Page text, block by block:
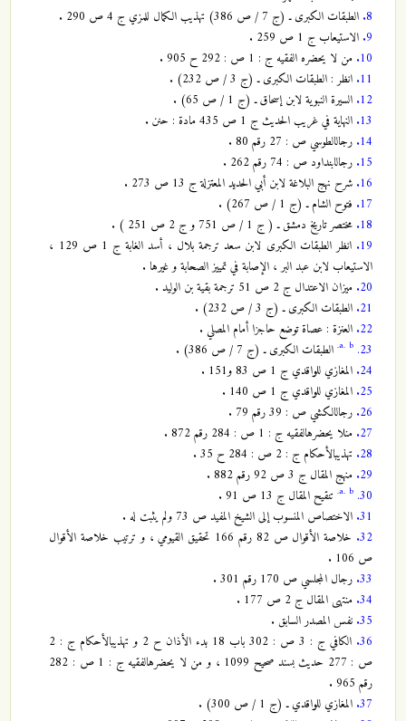
8. الطبقات الكبرى ـ (ج 7 / ص 386) تهذيب الكمال للمزي ج 4 ص 290 .
9. الاستيعاب ج 1 ص 259 .
10. من‏ لا يحضره ‏الفقيه ج : 1 ص : 292 ح 905 .
11. انظر : الطبقات الكبرى ـ (ج 3 / ص 232) .
12. السيرة النبوية لابن إسحاق ـ (ج 1 / ص 65) .
13. النهاية في غريب الحديث ج 1 ص 435 مادة : حنن .
14. رجال‏الطوسي ص : 27 رقم 80 .
15. رجال‏ابن‏داود ص : 74 رقم 262 .
16. شرح نهج البلاغة لابن أبي الحديد المعتزلة ج 13 ص 273 .
17. فتوح الشام ـ (ج 1 / ص 267) .
18. مختصر تاريخ دمشق ـ ( ج 1 / ص 751 و ج 2 ص 251 ) .
19.
انظر الطبقات الكبرى لابن سعد ترجمة بلال ، أسد الغابة ج 1 ص 129 ،
الاستيعاب لابن عبد البر ، الإصابة في تمييز الصحابة و غيرها .
20. ميزان الاعتدال ج 2 ص 51 ترجمة بقية بن الوليد .
21. الطبقات الكبرى ـ (ج 3 / ص 232) .
22. العنزة : عصاة توضع حاجزا أمام المصلي .
23.
a. b.
الطبقات الكبرى ـ (ج 7 / ص 386) .
24. المغازي للواقدي ج 1 ص 83 و151 .
25. المغازي للواقدي ج 1 ص 140 .
26. رجال‏الكشي ص : 39 رقم 79 .
27. من‏لا يحضره‏الفقيه ج : 1 ص : 284 رقم 872 .
28. تهذيب‏الأحكام ج : 2 ص : 284 ح 35 .
29. منهج المقال ج 3 ص 92 رقم 882 .
30.
a. b.
تنقيح المقال ج 13 ص 91 .
31. الاختصاص المنسوب إلى الشيخ المفيد ص 73 ولم يثبت له .
32.
خلاصة الأقوال ص 82 رقم 166 تحقيق القيومي ، و ترتيب خلاصة الأقوال
ص 106 .
33. رجال المجلسي ص 170 رقم 301 .
34. منتهى المقال ج 2 ص 177 .
35. نفس المصدر السابق .
36.
الكافي ج : 3 ص : 302 باب 18 بدء الأذان ح 2 و تهذيب‏الأحكام ج : 2
ص : 277 حديث بسند صحيح 1099 ، و من‏ لا يحضره‏الفقيه ج : 1 ص : 282
رقم 965 .
37. المغازي للواقدي ـ (ج 1 / ص 300) .